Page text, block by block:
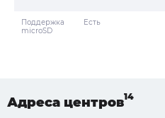
Поддержка
microSD
Есть
Адреса центров